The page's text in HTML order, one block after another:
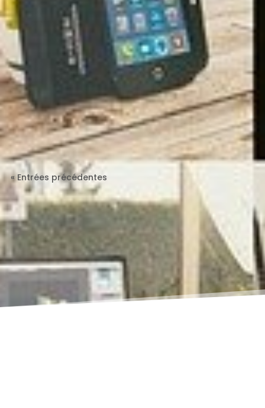
La mise à jour 25H2 de Windows 11 est disponible en
téléchargement depuis le mois d’octobre 2025....
« Entrées précédentes